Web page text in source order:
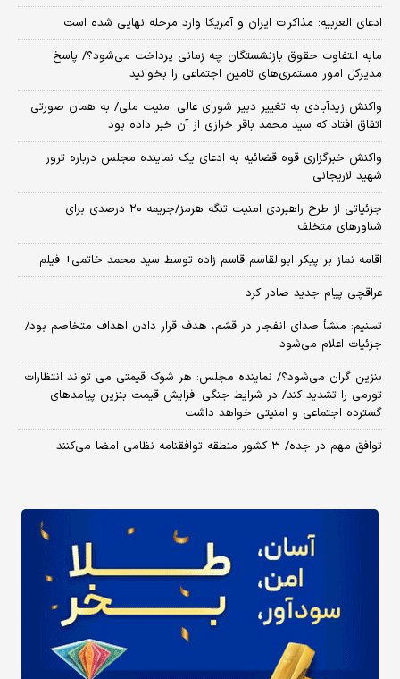
ادعای العربیه: مذاکرات ایران و آمریکا وارد مرحله نهایی شده است
مابه التفاوت حقوق بازنشستگان چه زمانی پرداخت می‌شود؟/ پاسخ
مدیرکل امور مستمری‌های تامین اجتماعی را بخوانید
واکنش زیدآبادی به تغییر دبیر شورای عالی امنیت ملی/ به همان صورتی
اتفاق افتاد که سید محمد باقر خرازی از آن خبر داده بود
واکنش خبرگزاری قوه قضائیه به ادعای یک نماینده مجلس درباره ترور
شهید لاریجانی
جزئیاتی از طرح راهبردی امنیت تنگه هرمز/جریمه ۲۰ درصدی برای
شناورهای متخلف
اقامه نماز بر پیکر ابوالقاسم قاسم زاده توسط سید محمد خاتمی+ فیلم
عراقچی پیام جدید صادر کرد
تسنیم: منشأ صدای انفجار در قشم، هدف قرار دادن اهداف متخاصم بود/
جزئیات اعلام می‌شود
بنزین گران می‌شود؟/ نماینده مجلس: هر شوک قیمتی می تواند انتظارات
تورمی را تشدید کند/ در شرایط جنگی افزایش قیمت بنزین پیامدهای
گسترده اجتماعی و امنیتی خواهد داشت
توافق مهم در جده/ ۳ کشور منطقه توافقنامه نظامی امضا می‌کنند